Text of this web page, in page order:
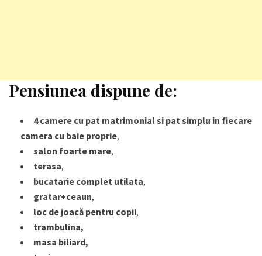
Pensiunea dispune de:
4 camere cu pat matrimonial si pat simplu in fiecare
camera cu baie proprie,
salon foarte mare,
terasa,
bucatarie complet utilata,
gratar+ceaun,
loc de joacă pentru copii,
trambulina,
masa biliard,